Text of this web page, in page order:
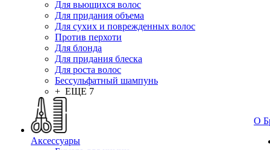
Для вьющихся волос
Для придания объема
Для сухих и поврежденных волос
Против перхоти
Для блонда
Для придания блеска
Для роста волос
Бессульфатный шампунь
+ ЕЩЕ 7
Аксессуары
О